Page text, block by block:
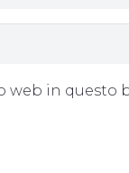
web in